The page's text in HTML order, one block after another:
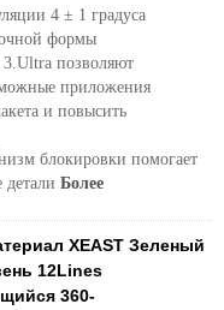
4 ± 1 градуса
формы
позволяют
приложения
и повысить
блокировки помогает
Более
XEAST Зеленый
12Lines
360-